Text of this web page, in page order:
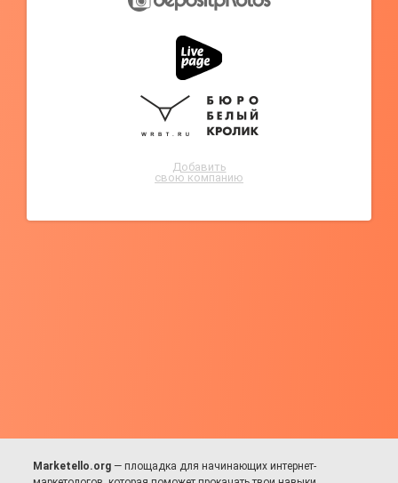
Добавить
свою компанию
Marketello.org — площадка для начинающих интернет-